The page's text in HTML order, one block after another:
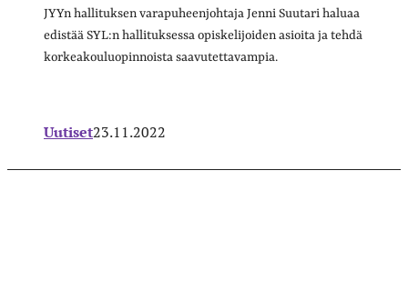
JYYn hallituksen varapuheenjohtaja Jenni Suutari haluaa
edistää SYL:n hallituksessa opiskelijoiden asioita ja tehdä
korkeakouluopinnoista saavutettavampia.
Uutiset23.11.2022